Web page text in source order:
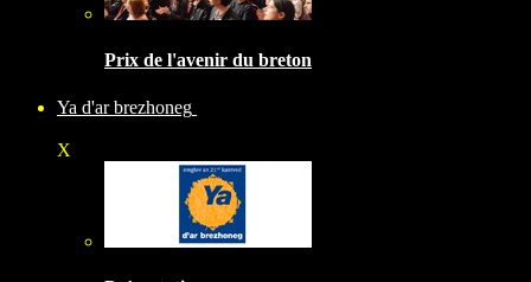
Prix de l'avenir du breton
Ya d'ar brezhoneg
X